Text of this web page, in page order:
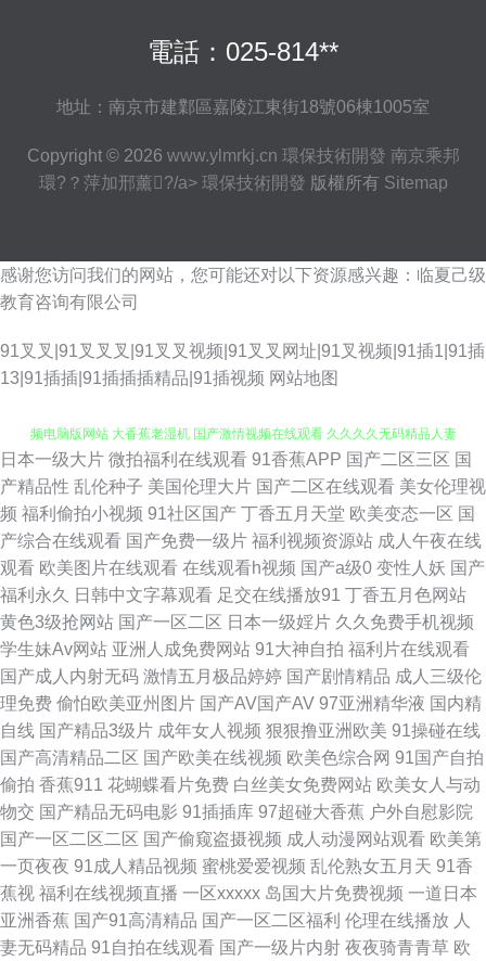
電話：025-814**
地址：南京市建鄴區嘉陵江東街18號06棟1005室
Copyright © 2026 www.ylmrkj.cn 環保技術開發 南京乘邦
環?？萍加邢薰?/a> 環保技術開發 版權所有 Sitemap
感谢您访问我们的网站，您可能还对以下资源感兴趣：临夏己级
教育咨询有限公司
91叉叉|91叉叉叉|91叉叉视频|91叉叉网址|91叉视频|91插1|91插
13|91插插|91插插插精品|91插视频 网站地图
99热久久这里只有精品 91传媒在线免费 草莓视频app电脑版在线看 草莓视
频电脑版网站 大香蕉老湿机 国产激情视频在线观看 久久久久无码精品人妻
欧美女乱操网站 人人艹久久艹 五月天色播 中国采购招标网官网 91大香蕉国
产在线 91乱子伦 91微拍福利视频 bt磁力链接种子下载 东方影院9978df 91
在线精品一区入口 97在线视频 99爱青青草 日韩无码中文字幕一区 新视觉电
影院 51自拍网 91艹女视频 91免视频免费看网页 91原创大神在线地址 八哥
电影网 高清完整版在线观看 韩国性交 九一麻豆黑丝蜜桃 千峰培训官网 先锋
音影亚洲中文 迅雷天堂电影下载 午夜在线 一级片色色狼网站 亚洲天堂总站
91成人大片 91短片日韩 91精品视频入口 91精彩视频在线观看网站 中文字
幕乱码在线人视频 在线看免费电影 91黑丝网站 91禽我视频免费在线观看 日
日本一级大片 微拍福利在线观看 91香蕉APP 国产二区三区 国
产精品性 乱伦种子 美国伦理大片 国产二区在线观看 美女伦理视
频 福利偷拍小视频 91社区国产 丁香五月天堂 欧美变态一区 国
产综合在线观看 国产免费一级片 福利视频资源站 成人午夜在线
观看 欧美图片在线观看 在线观看h视频 国产a级0 变性人妖 国产
福利永久
日韩中文字幕观看 足交在线播放91 丁香五月色网站
黄色3级抢网站 国产一区二区 日本一级婬片 久久免费手机视频
学生妹Av网站 亚洲人成免费网站 91大神自拍 福利片在线观看
国产成人内射无码 激情五月极品婷婷 国产剧情精品 成人三级伦
理免费 偷怕欧美亚州图片 国产AV国产AV 97亚洲精华液 国内精
自线 国产精品3级片 成年女人视频 狠狠撸亚洲欧美 91操碰在线
国产高清精品二区 国产欧美在线视频 欧美色综合网 91国产自拍
偷拍 香蕉911 花蝴蝶看片免费 白丝美女免费网站 欧美女人与动
物交 国产精品无码电影 91插插库 97超碰大香蕉 户外自慰影院
国产一区二区二区 国产偷窥盗摄视频 成人动漫网站观看 欧美第
一页夜夜 91成人精品视频 蜜桃爱爱视频 乱伦熟女五月天 91香
蕉视 福利在线视频直播 一区xxxxx 岛国大片免费视频 一道日本
亚洲香蕉 国产91高清精品 国产一区二区福利 伦理在线播放 人
妻无码精品 91自拍在线观看 国产一级片内射 夜夜骑青青草 欧